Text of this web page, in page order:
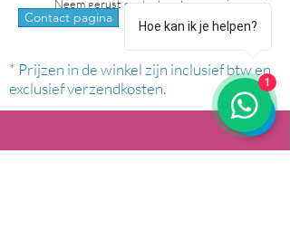
Neem gerust contact met me op via:
Contact pagina whatsapp
* Prijzen in de winkel zijn inclusief btw en
exclusief verzendkosten.
Hoe kan ik je helpen?
1